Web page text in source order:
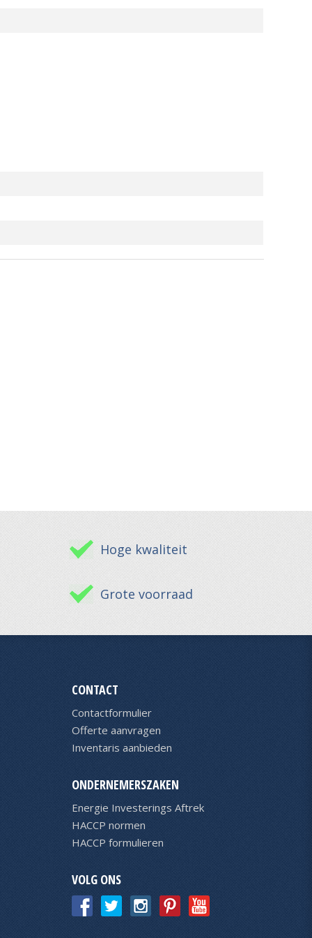
Hoge kwaliteit
Grote voorraad
CONTACT
Contactformulier
Offerte aanvragen
Inventaris aanbieden
ONDERNEMERSZAKEN
Energie Investerings Aftrek
HACCP normen
HACCP formulieren
VOLG ONS